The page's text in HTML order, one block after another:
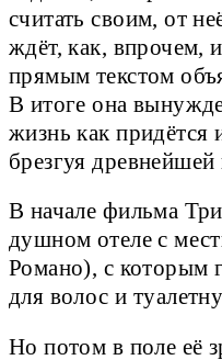
считать своим, от
ждёт, как, впрочем,
прямым текстом
В итоге она
жизнь как придётся
брезгуя
В начале фильма
душном отеле с
Романо), с которым
для волос и
Но потом в поле её